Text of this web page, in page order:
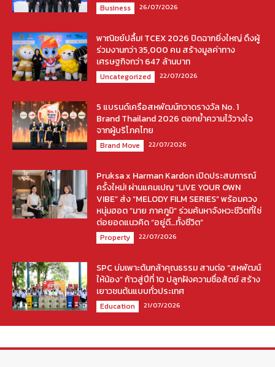
Business 26/07/2026
พาณิชย์ปลื้ม! TCEX 2026 ปิดฉากยิ่งใหญ่ ดึงผู้
ร่วมงานกว่า 35,000 คน สร้างมูลค่าทาง
เศรษฐกิจกว่า 647 ล้านบาท
Uncategorized 22/07/2026
5 แบรนด์เครือสหพัฒน์กวาดรางวัล No. 1
Brand Thailand 2026 ตอกย้ำความไว้วางใจ
จากผู้บริโภคไทย
Brand Move 22/07/2026
Pruksa x Harman Kardon เปิดประสบการณ์
ครั้งใหม่! ผ่านแคมเปญ “LIVE YOUR OWN
VIBE” ส่ง “MELODY FILM SERIES” พร้อมควง
หนุ่มฮอต “มาย ภาคภูมิ” ร่วมค้นหาจังหวะชีวิตที่ใช่
ต่อยอดแนวคิด “อยู่ดี…ทั้งชีวิต”
Property 22/07/2026
SPC บ่มเพาะต้นกล้าคุณธรรม สานต่อ “สหพัฒน์
ให้น้อง” ก้าวสู่ปีที่ 10 ปลูกฝังความซื่อสัตย์ สร้าง
เยาวชนต้นแบบทั่วประเทศ
Education 21/07/2026